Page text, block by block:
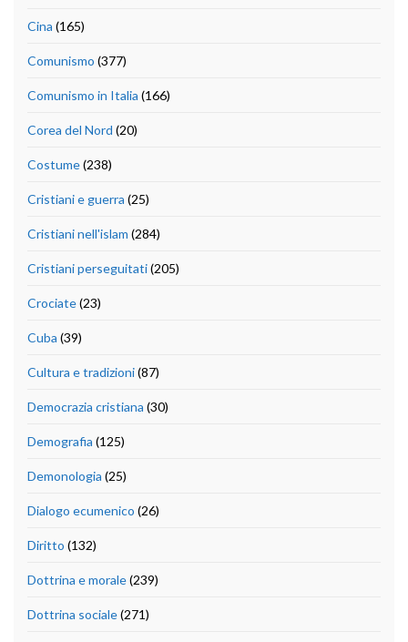
Cina (165)
Comunismo (377)
Comunismo in Italia (166)
Corea del Nord (20)
Costume(238)
Cristiani e guerra (25)
Cristiani nell'islam (284)
Cristiani perseguitati(205)
Crociate(23)
Cuba (39)
Cultura e tradizioni(87)
Democrazia cristiana (30)
Demografia (125)
Demonologia (25)
Dialogo ecumenico (26)
Diritto (132)
Dottrina e morale(239)
Dottrina sociale(271)